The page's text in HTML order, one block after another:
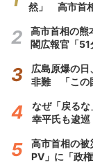
然」 高市首
高市首相の
閣広報官「51
広島原爆の日
非難 「この
なぜ「戻る
幸平氏も逡巡
高市首相の
PV」に「政